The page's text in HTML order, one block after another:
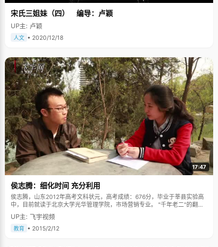
宋氏三姐妹（四） 编导：卢颖
UP主: 卢颖
人文 • 2020/12/18
17:47
侯志腾：细化时间 充分利用
侯志腾，山东2012年高考文科状元，高考成绩：676分，毕业于莘县实验高
中，目前就读于北京大学光华管理学院，市场营销专业。 "千年老二"的翻身
仗 大概从初中的时候开始，不知道为什么，侯志腾每次的考试的名词都是第
二名，这个令他哭笑不得的现象一直保持到高三。直到最后一次考试——高
考，他终于摆脱了"千年老二"这个名号。侯志腾一直拥有着良好的心态，即
UP主: 飞宇视频
教育 • 2015/2/12